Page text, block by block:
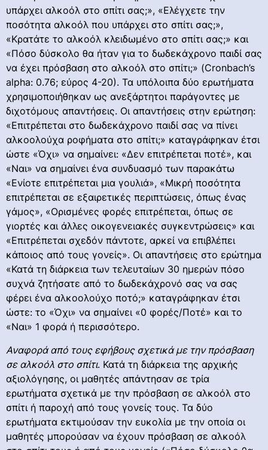
υπάρχει αλκοόλ στο σπίτι σας;», «Ελέγχετε την
ποσότητα αλκοόλ που υπάρχει στο σπίτι σας;»,
«Κρατάτε το αλκοόλ κλειδωμένο στο σπίτι σας;» και
«Πόσο δύσκολο θα ήταν για το δωδεκάχρονο παιδί σας
να έχει πρόσβαση στο αλκοόλ στο σπίτι;» (Cronbach’s
alpha: 0.76; εύρος 4-20). Τα υπόλοιπα δύο ερωτήματα
χρησιμοποιήθηκαν ως ανεξάρτητοι παράγοντες με
διχοτόμους απαντήσεις. Οι απαντήσεις στην ερώτηση:
«Επιτρέπεται στο δωδεκάχρονο παιδί σας να πίνει
αλκοολούχα ροφήματα στο σπίτι;» καταγράφηκαν έτσι
ώστε «Όχι» να σημαίνει: «Δεν επιτρέπεται ποτέ», και
«Ναι» να σημαίνει ένα συνδυασμό των παρακάτω
«Ενίοτε επιτρέπεται μια γουλιά», «Μικρή ποσότητα
επιτρέπεται σε εξαιρετικές περιπτώσεις, όπως ένας
γάμος», «Ορισμένες φορές επιτρέπεται, όπως σε
γιορτές και άλλες οικογενειακές συγκεντρώσεις» και
«Επιτρέπεται σχεδόν πάντοτε, αρκεί να επιβλέπει
κάποιος από τους γονείς». Οι απαντήσεις στο ερώτημα
«Κατά τη διάρκεια των τελευταίων 30 ημερών πόσο
συχνά ζητήσατε από το δωδεκάχρονό σας να σας
φέρει ένα αλκοολούχο ποτό;» καταγράφηκαν έτσι
ώστε: το «Όχι» να σημαίνει «0 φορές/Ποτέ» και το
«Ναι» 1 φορά ή περισσότερο.
Αναφορά από τους εφήβους σχετικά με την πρόσβαση
σε αλκοόλ στο σπίτι. Κατά τη διάρκεια της αρχικής
αξιολόγησης, οι μαθητές απάντησαν σε τρία
ερωτήματα σχετικά με την πρόσβαση σε αλκοόλ στο
σπίτι ή παροχή από τους γονείς τους. Τα δύο
ερωτήματα εκτιμούσαν την ευκολία με την οποία οι
μαθητές μπορούσαν να έχουν πρόσβαση σε αλκοόλ